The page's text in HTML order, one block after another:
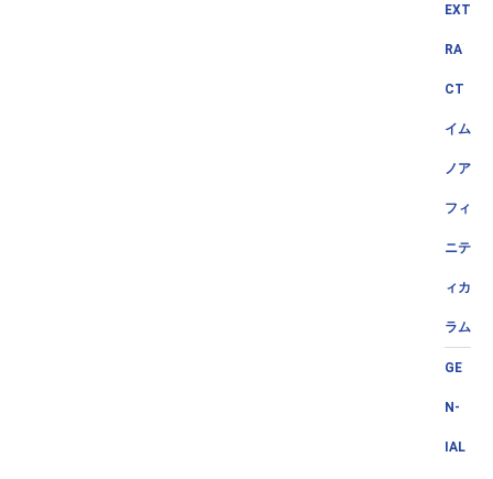
EXT
RA
CT
イム
ノア
フィ
ニテ
ィカ
ラム
GE
N-
IAL